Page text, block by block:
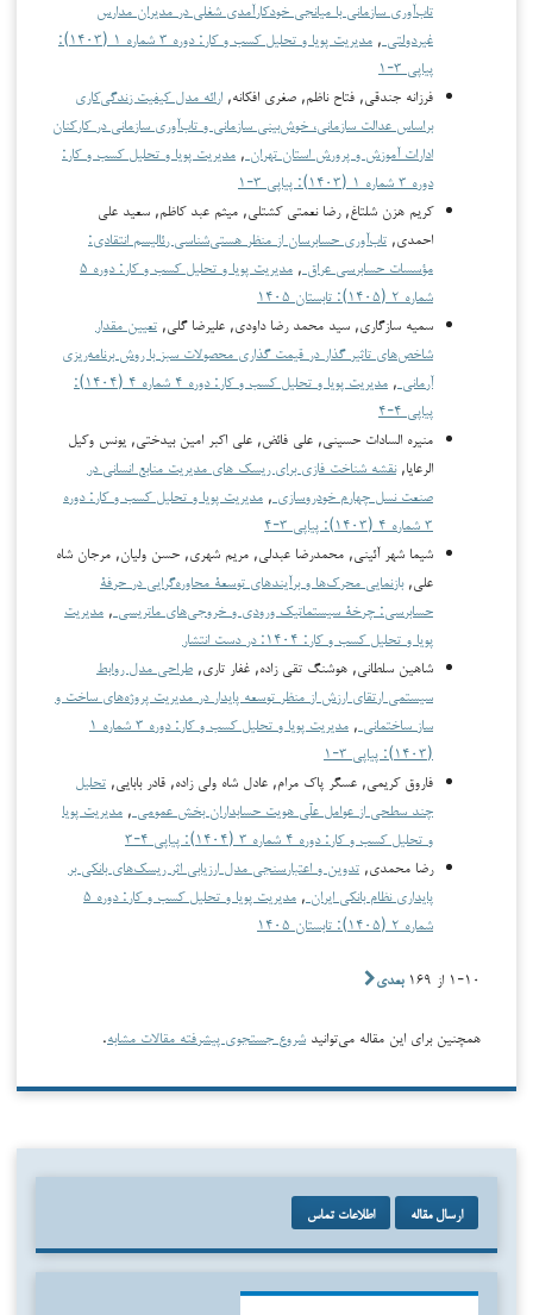
تاب‌آوری سازمانی با میانجی خودکارآمدی شغلی در مدیران مدارس
غیردولتی ,
مدیریت پویا و تحلیل کسب و کار: دوره ۳ شماره ۱ (۱۴۰۳):
پیاپی ۳-۱
فرزانه جندقی, فتاح ناظم, صغری افکانه, ارائه مدل کیفیت زندگی‌کاری
براساس عدالت سازمانی، خوش‌بینی سازمانی و تاب‌آوری سازمانی در کارکنان
ادارات آموزش و پرورش استان تهران , مدیریت پویا و تحلیل کسب و کار:
دوره ۳ شماره ۱ (۱۴۰۳): پیاپی ۳-۱
کریم هزن شلتاغ, رضا نعمتی کشتلی, میثم عبد کاظم, سعید علی
احمدی, تاب‌آوری حسابرسان از منظر هستی‌شناسی رئالیسم انتقادی:
مؤسسات حسابرسی عراق ,
مدیریت پویا و تحلیل کسب و کار: دوره ۵
شماره ۲ (۱۴۰۵): تابستان ۱۴۰۵
سمیه سازگاری, سید محمد رضا داودی, علیرضا گلی, تعیین مقدار
شاخص‌های تاثیر گذار در قیمت گذاری محصولات سبز با روش برنامه‌ریزی
آرمانی ,
مدیریت پویا و تحلیل کسب و کار: دوره ۴ شماره ۴ (۱۴۰۴):
پیاپی ۴-۴
منیره السادات حسینی, علی فائض, علی اکبر امین بیدختی, یونس وکیل
الرعایا,نقشه شناخت فازی برای ریسک های مدیریت منابع انسانی در
صنعت نسل چهارم خودروسازی , مدیریت پویا و تحلیل کسب و کار: دوره
۳ شماره ۴ (۱۴۰۳): پیاپی ۳-۴
شیما شهر آئینی, محمدرضا عبدلی, مریم شهری, حسن ولیان, مرجان شاه
علی,بازنمایی محرک‌ها و برآیندهای توسعۀ محاوره‌گرایی در حرفۀ
حسابرسی: چرخۀ سیستماتیک ورودی و خروجی‌های ماتریسی , مدیریت
پویا و تحلیل کسب و کار: ۱۴۰۴: در دست انتشار
شاهین سلطانی, هوشنگ تقی زاده, غفار تاری, طراحی مدل روابط
سیستمی ارتقای ارزش از منظر توسعه پایدار در مدیریت پروژه‌های ساخت و
ساز ساختمانی ,
مدیریت پویا و تحلیل کسب و کار: دوره ۳ شماره ۱
(۱۴۰۳): پیاپی ۳-۱
فاروق کریمی, عسگر پاک مرام, عادل شاه ولی زاده, قادر بابایی, تحلیل
چند سطحی از عوامل علّی هویت حسابداران بخش عمومی , مدیریت پویا
و تحلیل کسب و کار: دوره ۴ شماره ۳ (۱۴۰۴): پیاپی ۴-۳
رضا محمدی, تدوین و اعتبارسنجی مدل ارزیابی اثر ریسک‌های بانکی بر
پایداری نظام بانکی ایران ,
مدیریت پویا و تحلیل کسب و کار: دوره ۵
شماره ۲ (۱۴۰۵): تابستان ۱۴۰۵
۱-۱۰ از ۱۶۹ بعدی
همچنین برای این مقاله می‌توانید شروع جستجوی پیشرفته مقالات مشابه.
ارسال مقاله اطلاعات تماس